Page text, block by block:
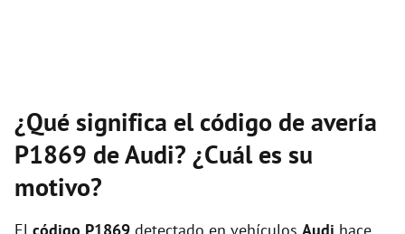
¿Qué significa el código de avería
P1869 de Audi? ¿Cuál es su
motivo?